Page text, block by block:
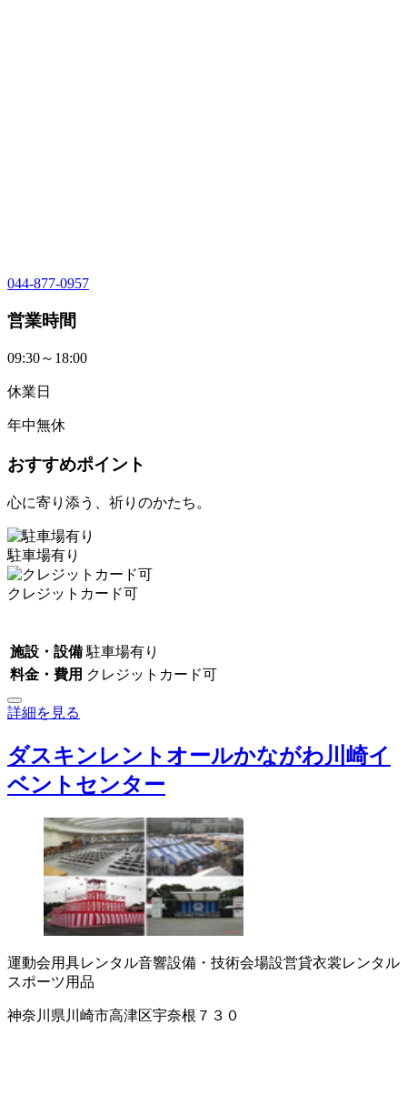
044-877-0957
営業時間
09:30～18:00
休業日
年中無休
おすすめポイント
心に寄り添う、祈りのかたち。
駐車場有り
クレジットカード可
施設・設備 駐車場有り
料金・費用 クレジットカード可
詳細を見る
ダスキンレントオールかながわ川崎イ
ベントセンター
運動会用具レンタル音響設備・技術会場設営貸衣裳レンタル
スポーツ用品
神奈川県川崎市高津区宇奈根７３０